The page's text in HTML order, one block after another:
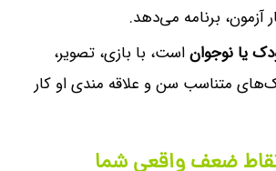
آزمون، برنامه می‌دهد.
یا نوجواناست، با بازی، تصویر،
متناسب سن و علاقه مندی او کار